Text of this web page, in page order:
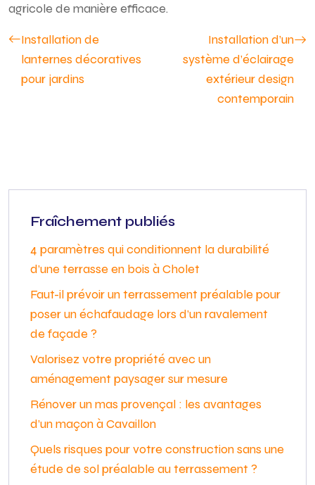
agricole de manière efficace.
Installation de
lanternes décoratives
pour jardins
Installation d’un
système d’éclairage
extérieur design
contemporain
Fraîchement publiés
4 paramètres qui conditionnent la durabilité
d’une terrasse en bois à Cholet
Faut-il prévoir un terrassement préalable pour
poser un échafaudage lors d’un ravalement
de façade ?
Valorisez votre propriété avec un
aménagement paysager sur mesure
Rénover un mas provençal : les avantages
d’un maçon à Cavaillon
Quels risques pour votre construction sans une
étude de sol préalable au terrassement ?